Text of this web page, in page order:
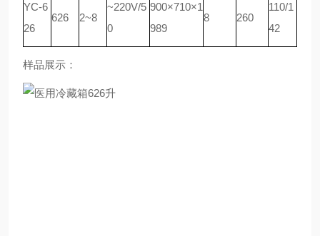
YC-6
26
626 2~8
~220V/5
0
900×710×1
989
8 260
110/1
42
样品展示：